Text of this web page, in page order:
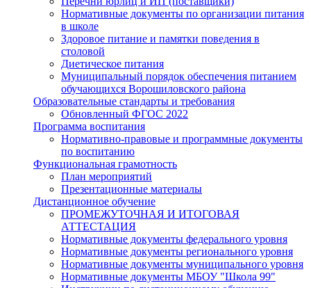
Нормативные документы по организации питания
в школе
Здоровое питание и памятки поведения в
столовой
Диетическое питания
Муниципальный порядок обеспечения питанием
обучающихся Ворошиловского района
Образовательные стандарты и требования
Обновленный ФГОС 2022
Программа воспитания
Нормативно-правовые и программные документы
по воспитанию
Функциональная грамотность
План мероприятий
Презентационные материалы
Дистанционное обучение
ПРОМЕЖУТОЧНАЯ И ИТОГОВАЯ
АТТЕСТАЦИЯ
Нормативные документы федерального уровня
Нормативные документы регионального уровня
Нормативные документы муниципального уровня
Нормативные документы МБОУ "Школа 99"